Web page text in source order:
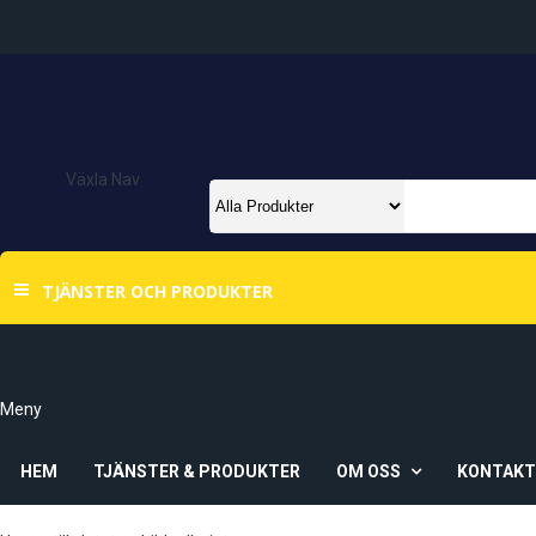
Växla Nav
TJÄNSTER OCH PRODUKTER
Meny
HEM TJÄNSTER & PRODUKTER OM OSS KONTAKT